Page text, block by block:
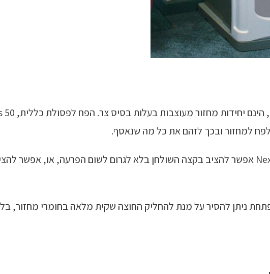
למחזור ובכך לזהם את כל מה שנאסף.
ניתן להסיר על מנת להחליק החוצה שקית מלאה בחומרי מחזור,